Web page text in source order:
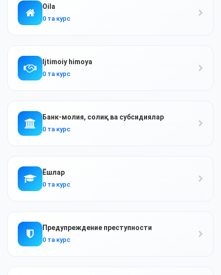
Oila
0 та курс
Ijtimoiy himoya
0 та курс
Банк-молия, солиқ ва субсидиялар
0 та курс
Ёшлар
0 та курс
Предупреждение преступности
0 та курс